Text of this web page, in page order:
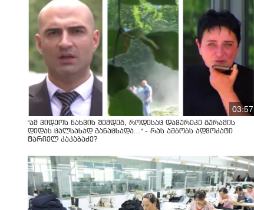
03:57
"ამ ვიდეოს ნახვის შემდეგ, როდესაც დავურეკე გურამის
დედას ცალსახად განაცხადა..." - რას ამბობს ადვოკატი
ტარიელ კაკაბაძე?